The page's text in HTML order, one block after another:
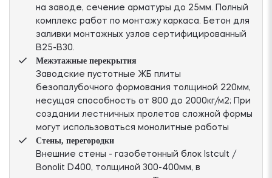
на заводе, сечение арматуры до 25мм. Полный
комплекс работ по монтажу каркаса. Бетон для
заливки монтажных узлов сертифицированный
В25-В30.
Межэтажные перекрытия
Заводские пустотные ЖБ плиты
безопалубочного формования толщиной 220мм,
несущая способность от 800 до 2000кг/м2; При
создании лестничных пролетов сложной формы
могут использоваться монолитные работы
Стены, перегородки
Внешние стены - газобетонный блок Istcult /
Bonolit D400, толщиной 300-400мм, в